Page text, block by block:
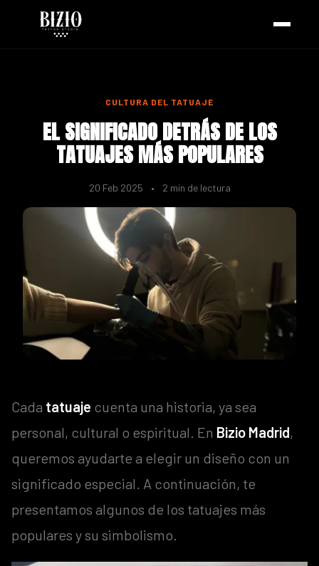
CULTURA DEL TATUAJE
EL SIGNIFICADO DETRÁS DE LOS
TATUAJES MÁS POPULARES
20 Feb 2025 • 2 min de lectura
Cada tatuaje cuenta una historia, ya sea
personal, cultural o espiritual. En Bizio Madrid,
queremos ayudarte a elegir un diseño con un
significado especial. A continuación, te
presentamos algunos de los tatuajes más
populares y su simbolismo.